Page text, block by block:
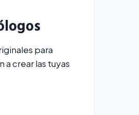
para
crear las tuyas